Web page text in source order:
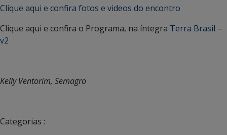
Clique aqui e confira fotos e videos do encontro
Clique aqui e confira o Programa, na íntegra Terra Brasil –
v2
Kelly Ventorim, Semagro
Categorias :